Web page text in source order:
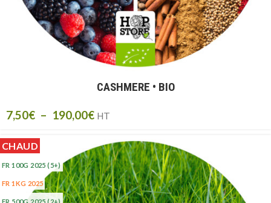
CASHMERE • BIO
7,50€ – 190,00€ HT
CHAUD
FR 100G 2025(5+)
FR 1KG 2025